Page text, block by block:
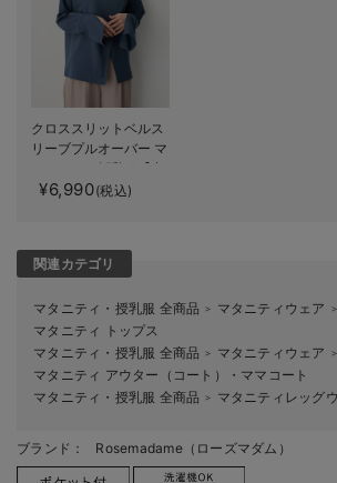
クロススリットベルス
リーブプルオーバー マ
タニティ・授乳服【出
産後も長く使える】
¥6,990(税込)
関連カテゴリ
マタニティ・授乳服 全商品 ＞ マタニティウェア ＞
マタニティ トップス
マタニティ・授乳服 全商品 ＞ マタニティウェア ＞
マタニティ アウター（コート）・ママコート
マタニティ・授乳服 全商品 ＞ マタニティレッグ
ブランド： Rosemadame（ローズマダム）